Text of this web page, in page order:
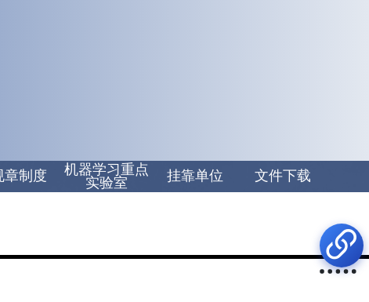
章制度
机器学习重点
实验室
挂靠单位 文件下载